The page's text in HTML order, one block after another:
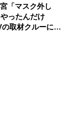
「マスク外し
ったんだけ
取材クルーに気